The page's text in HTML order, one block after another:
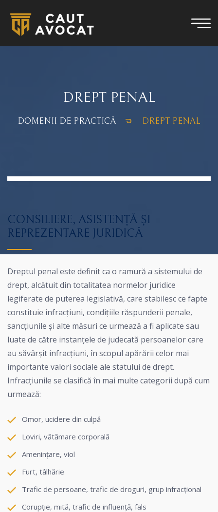
DREPT PENAL
DOMENII DE PRACTICĂ DREPT PENAL
CONSILIERE, ASISTENȚĂ ȘI
REPREZENTARE JURIDICĂ
Dreptul penal este definit ca o ramură a sistemului de
drept, alcătuit din totalitatea normelor juridice
legiferate de puterea legislativă, care stabilesc ce fapte
constituie infracțiuni, condițiile răspunderii penale,
sancțiunile și alte măsuri ce urmează a fi aplicate sau
luate de către instanțele de judecată persoanelor care
au săvârșit infracțiuni, în scopul apărării celor mai
importante valori sociale ale statului de drept.
Infracțiunile se clasifică în mai multe categorii după cum
urmează:
Omor, ucidere din culpă
Loviri, vătămare corporală
Amenințare, viol
Furt, tâlhărie
Trafic de persoane, trafic de droguri, grup infracțional
Corupție, mită, trafic de influență, fals